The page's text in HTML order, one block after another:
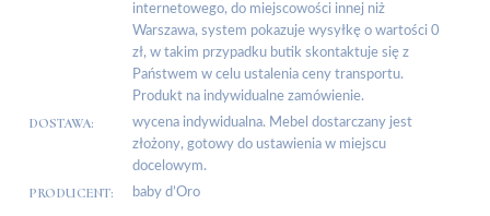
internetowego, do miejscowości innej niż
Warszawa, system pokazuje wysyłkę o wartości 0
zł, w takim przypadku butik skontaktuje się z
Państwem w celu ustalenia ceny transportu.
Produkt na indywidualne zamówienie.
DOSTAWA:
wycena indywidualna. Mebel dostarczany jest
złożony, gotowy do ustawienia w miejscu
docelowym.
PRODUCENT: baby d’Oro